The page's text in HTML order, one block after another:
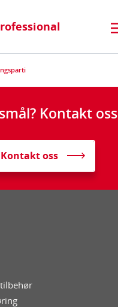
Kontakt oss
Kontakt oss